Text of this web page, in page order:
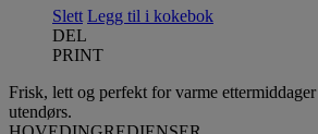
Slett Legg til i kokebok
DEL
PRINT
Frisk, lett og perfekt for varme
utendørs.